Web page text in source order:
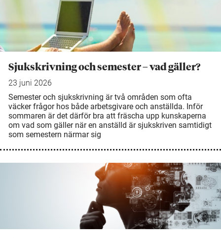
Sjukskrivning och semester – vad gäller?
23 juni 2026
Semester och sjukskrivning är två områden som ofta
väcker frågor hos både arbetsgivare och anställda. Inför
sommaren är det därför bra att fräscha upp kunskaperna
om vad som gäller när en anställd är sjukskriven samtidigt
som semestern närmar sig